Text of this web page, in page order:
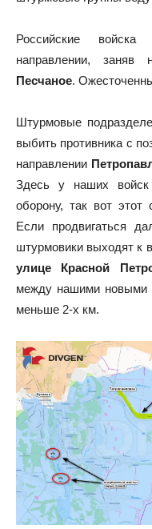
Российские
направлении, заняв
Песчаное.
Штурмовые
выбить противника с
направлении
Здесь у наших
оборону, так вот
Если продвигаться
штурмовики выходят к
улице Красной
между нашими новыми
меньше 2-х км.